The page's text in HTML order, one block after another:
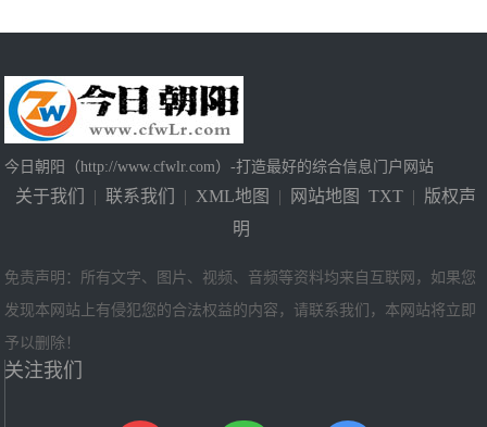
今日朝阳（http://www.cfwlr.com）-打造最好的综合信息门户网站
关于我们 | 联系我们 | XML地图 | 网站地图 TXT | 版权声
明
免责声明：所有文字、图片、视频、音频等资料均来自互联网，如果您
发现本网站上有侵犯您的合法权益的内容，请联系我们，本网站将立即
予以删除！
关注我们